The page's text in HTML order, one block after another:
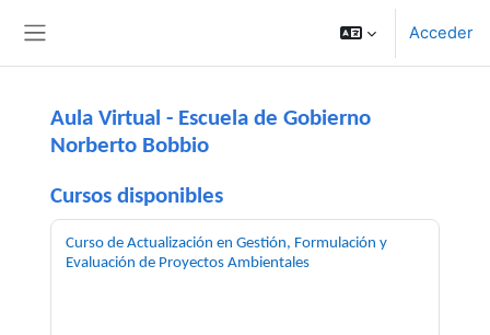
Acceder
Aula Virtual - Escuela de Gobierno
Norberto Bobbio
Cursos disponibles
Curso de Actualización en Gestión, Formulación y
Evaluación de Proyectos Ambientales